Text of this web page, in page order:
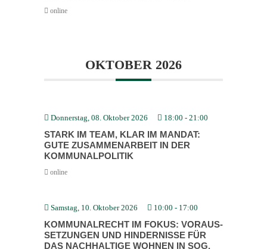
online
OKTOBER 2026
Donnerstag, 08. Oktober 2026 18:00 - 21:00
STARK IM TEAM, KLAR IM MANDAT:
GUTE ZUSAM­MEN­ARBEIT IN DER
KOMMU­NAL­PO­LITIK
online
Samstag, 10. Oktober 2026 10:00 - 17:00
KOMMU­NAL­RECHT IM FOKUS: VORAUS­
SET­ZUNGEN UND HINDER­NISSE FÜR
DAS NACHHALTIGE WOHNEN IN SOG.